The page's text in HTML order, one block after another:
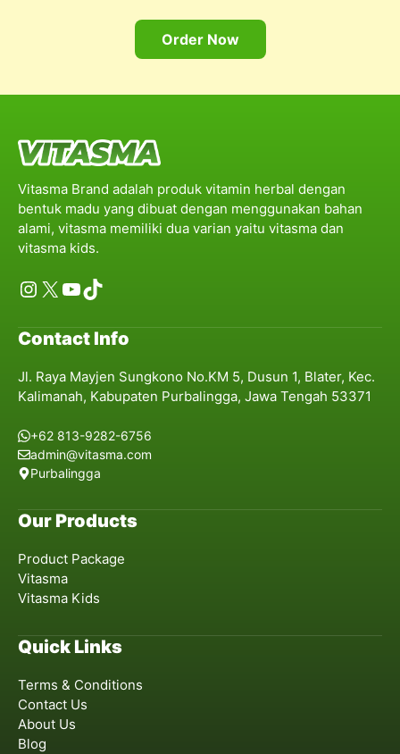
Order Now
Vitasma Brand adalah produk vitamin herbal dengan
bentuk madu yang dibuat dengan menggunakan bahan
alami, vitasma memiliki dua varian yaitu vitasma dan
vitasma kids.
Instagram
X YouTube
TikTok
Contact Info
Jl. Raya Mayjen Sungkono No.KM 5, Dusun 1, Blater, Kec.
Kalimanah, Kabupaten Purbalingga, Jawa Tengah 53371
+62 813-9282-6756
admin@vitasma.com
Purbalingga
Our Products
Product Package
Vitasma
Vitasma Kids
Quick Links
Terms & Conditions
Contact Us
About Us
Blog